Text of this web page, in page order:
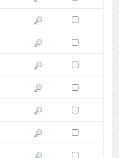
Pokaż podgląd wersji z dnia
Zaznacz wersję do
Pokaż podgląd wersji z dnia
Zaznacz wersję do
Pokaż podgląd wersji z dnia
Zaznacz wersję do
Pokaż podgląd wersji z dnia
Zaznacz wersję do
Pokaż podgląd wersji z dnia
Zaznacz wersję do
Pokaż podgląd wersji z dnia
Zaznacz wersję do
Pokaż podgląd wersji z dnia
Zaznacz wersję do